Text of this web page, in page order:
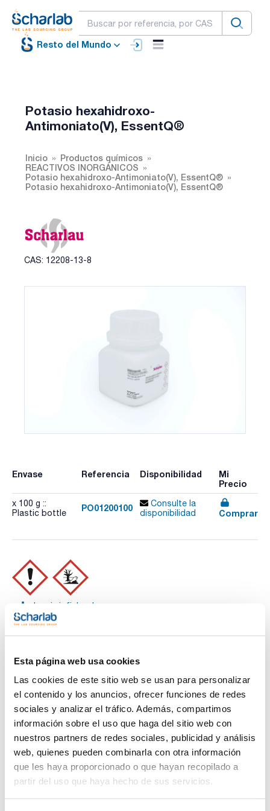
Esta página web usa cookies
Las cookies de este sitio web se usan para personalizar
el contenido y los anuncios, ofrecer funciones de redes
sociales y analizar el tráfico. Además, compartimos
información sobre el uso que haga del sitio web con
nuestros partners de redes sociales, publicidad y análisis
web, quienes pueden combinarla con otra información
que les haya proporcionado o que hayan recopilado a
partir del uso que haya hecho de sus servicios.
Resto del Mundo
Potasio hexahidroxo-
Antimoniato(V), EssentQ®
Inicio
Productos químicos
REACTIVOS INORGÁNICOS
Potasio hexahidroxo-Antimoniato(V), EssentQ®
Potasio hexahidroxo-Antimoniato(V), EssentQ®
CAS: 12208-13-8
Envase Referencia Disponibilidad
Mi
Precio
x 100 g ::
Plastic bottle
PO01200100
Consulte la
disponibilidad
Comprar
Imprimir ficha de
producto
Características
Capacidad : x 100 g
- K[Sb(OH)6]
- CAS [12208-13-8]
- EINECS-No.: 235-387-7
- Solub. en agua: (20 ºC): 20 g/l
- EC-Index-No.: 051-003-00-9
- ADR: 6.1 T5 III UN 1549
- IATA/ICAO: 6.1 III UN 1549
- Palabra de advertencia-GHS: Atención
- Frases H-GHS : H302 - H332 - H411
- Frases P-GHS: P261 - P273 - P264 - P301+P312 -
P304+P340 - P501a
- Partida arancelaria: 2841 90 70 90
- Aspecto: White solid
Ver más
Documentación técnica
TDS / Ficha técnica
Regístrate para
descargas
COA
Regístrate para
descargas